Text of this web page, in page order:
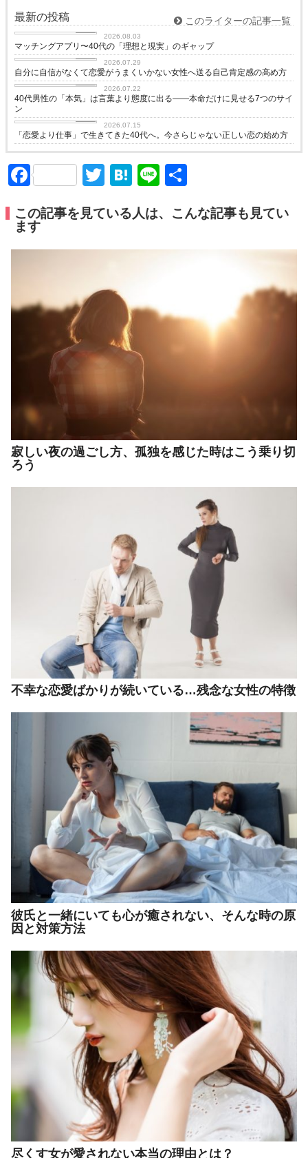
最新の投稿 このライターの記事一覧
2026.08.03
マッチングアプリ〜40代の「理想と現実」のギャップ
love
2026.07.29
自分に自信がなくて恋愛がうまくいかない女性へ送る自己肯定感の高め方
love
2026.07.22
40代男性の「本気」は言葉より態度に出る——本命だけに見せる7つのサイ
ン
love
2026.07.15
「恋愛より仕事」で生きてきた40代へ。今さらじゃない正しい恋の始め方
FacebookTwitter
Hatena
Line
この記事を見ている人は、こんな記事も見てい
ます
寂しい夜の過ごし方、孤独を感じた時はこう乗り切
ろう
不幸な恋愛ばかりが続いている…残念な女性の特徴
彼氏と一緒にいても心が癒されない、そんな時の原
因と対策方法
尽くす女が愛されない本当の理由とは？